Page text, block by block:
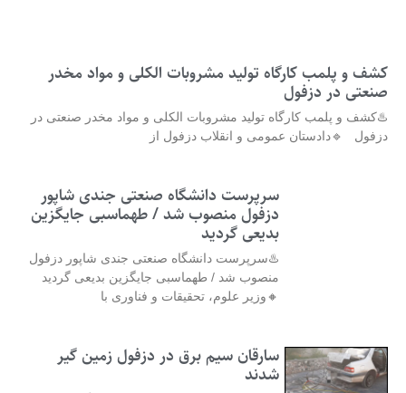
کشف و پلمب کارگاه تولید مشروبات الکلی و مواد مخدر
صنعتی در دزفول
♨️کشف و پلمب کارگاه تولید مشروبات الکلی و مواد مخدر صنعتی در
دزفول 🔹دادستان عمومی و انقلاب دزفول از
سرپرست دانشگاه صنعتی جندی شاپور
دزفول منصوب شد / طهماسبی جایگزین
بدیعی گردید
♨️سرپرست دانشگاه صنعتی جندی شاپور دزفول
منصوب شد / طهماسبی جایگزین بدیعی گردید
🔸وزیر علوم، تحقیقات و فناوری با
سارقان سیم برق در دزفول زمین گیر
شدند